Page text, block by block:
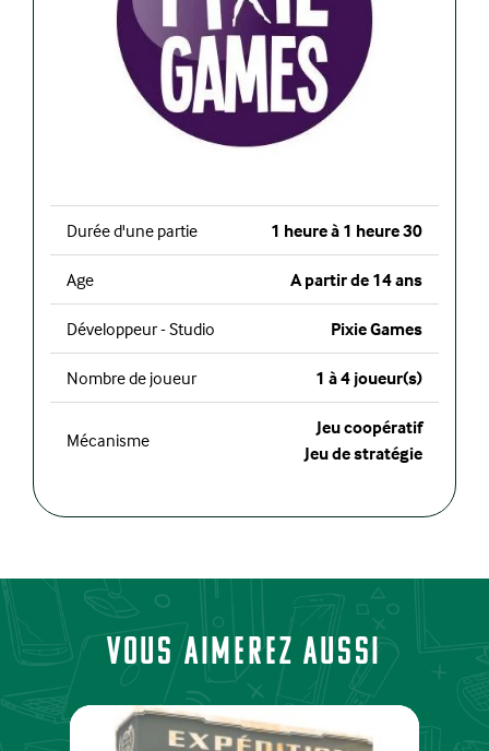
Durée d'une partie 1 heure à 1 heure 30
Age A partir de 14 ans
Développeur - Studio Pixie Games
Nombre de joueur 1 à 4 joueur(s)
Mécanisme
Jeu coopératif
Jeu de stratégie
Vous aimerez aussi